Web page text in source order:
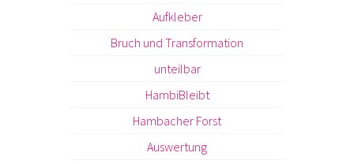
Aufkleber
Bruch und Transformation
unteilbar
HambiBleibt
Hambacher Forst
Auswertung